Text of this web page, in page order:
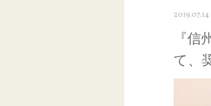
2019.07.14
『
て、